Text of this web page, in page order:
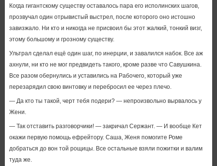
Когда гигантскому существу оставалось пара его исполинских шагов,
прозвучал один отрывистый выстрел, после которого оно истошно
завизжало. Ни кто и никогда не присвоил бы этот жалкий, тонкий визг,
этому большому и грозному существу.
Ультрал сделал ещё один шаг, по инерции, и завалился набок. Все аж
ахнули, ни кто не мог предвидеть такого, кроме разве что Савушкина.
Все разом обернулись и уставились на Рабочего, который уже
перезарядил свою винтовку и перебросил ее через плечо.
— Да кто ты такой, черт тебя подери? — непроизвольно вырвалось у
Жени.
— Так отставить разговорчики! — закричал Сержант. — И вообще Кет
окажи первую помощь ефрейтору. Саша, Женя помогите Роме
добраться до вон той рощицы. Все остальные взяли пожитки и валим
туда же.